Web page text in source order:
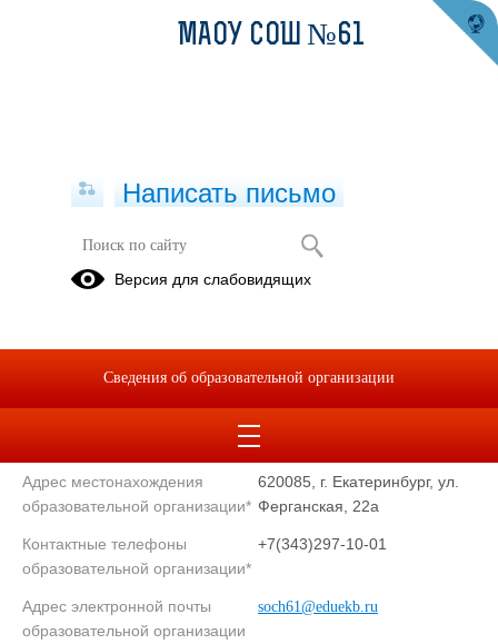
Контакты
изучением отдельных предметов
образовательной организации*
Адрес местонахождения
образовательной организации*
620085, г. Екатеринбург, ул.
Ферганская, 22а
Контактные телефоны
образовательной организации*
+7(343)297-10-01
Адрес электронной почты
образовательной организации
soch61@eduekb.ru
МАОУ СОШ №61
Написать письмо
Версия для слабовидящих
Сведения об образовательной организации